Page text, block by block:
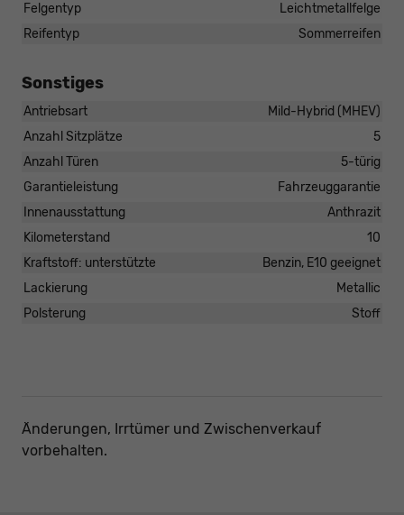
Felgentyp
Leichtmetallfelge
Reifentyp
Sommerreifen
Sonstiges
Antriebsart
Mild-Hybrid (MHEV)
Anzahl Sitzplätze
5
Anzahl Türen
5-türig
Garantieleistung
Fahrzeuggarantie
Innenausstattung
Anthrazit
Kilometerstand
10
Kraftstoff: unterstützte
Benzin, E10 geeignet
Lackierung
Metallic
Polsterung
Stoff
Änderungen, Irrtümer und Zwischenverkauf
vorbehalten.